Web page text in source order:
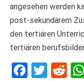
angesehen werden
post-sekundärem
den tertiären
tertiären
Facebook